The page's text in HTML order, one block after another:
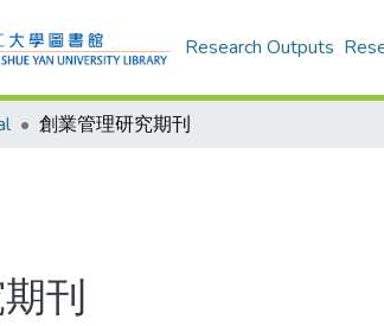
Research Outputs
創業管理研究期刊
刊